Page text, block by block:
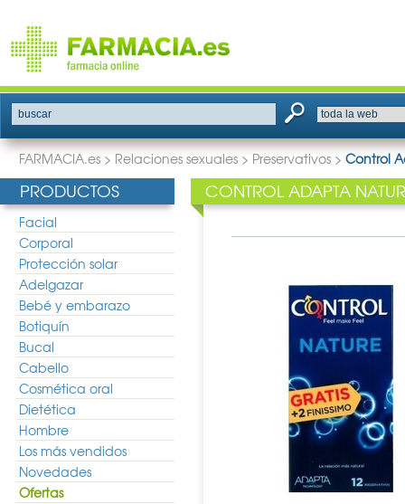
buscar
FARMACIA.es > Relaciones sexuales > Preservativos > Control
PRODUCTOS
Facial
Corporal
Protección solar
Adelgazar
Bebé y embarazo
Botiquín
Bucal
Cabello
Cosmética oral
Dietética
Hombre
Los más vendidos
Novedades
Ofertas
CONTROL ADAPTA